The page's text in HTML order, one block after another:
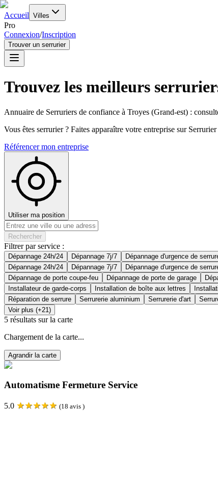
Accueil Villes
Pro
Connexion/Inscription
Trouver un serrurier
Trouvez les meilleurs
Annuaire de Serruriers de confiance à Troyes (Grand-est) :
Vous êtes serrurier ? Faites apparaître votre entreprise sur
Référencer mon entreprise
Utiliser ma position
Rechercher
Filtrer par service :
Dépannage 24h/24 Dépannage 7j/7 Dépannage d'urgence de
Dépannage 24h/24
Dépannage 7j/7 Dépannage d'urgence de
Dépannage de porte coupe-feu
Dépannage de porte de garage
Installateur de garde-corps
Installation de boîte aux lettres
Réparation de serrure
Serrurerie aluminium Serrurerie d'art
Voir plus (+21)
5 résultats sur la carte
Chargement de la carte...
Agrandir la carte
Automatisme Fermeture Service
5.0 ★★★★★ (18 avis )